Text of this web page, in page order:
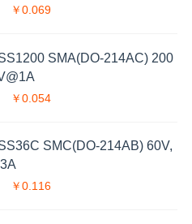
￥0.069
SMA(DO-214AC) 200
￥0.054
SMC(DO-214AB) 60V,
￥0.116